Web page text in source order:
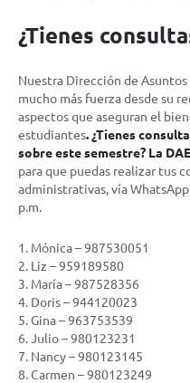
¿Tienes
Nuestra Dirección de
mucho más fuerza desde su
aspectos que aseguran el
estudiantes. ¿Tienes
sobre este semestre? La
para que puedas realizar tus
administrativas, vía
p.m.
1. Mónica – 987530051
2. Liz – 959189580
3. María – 987528356
4. Doris – 944120023
5. Gina – 963753539
6. Julio – 980123231
7. Nancy – 980123145
8. Carmen – 980123249